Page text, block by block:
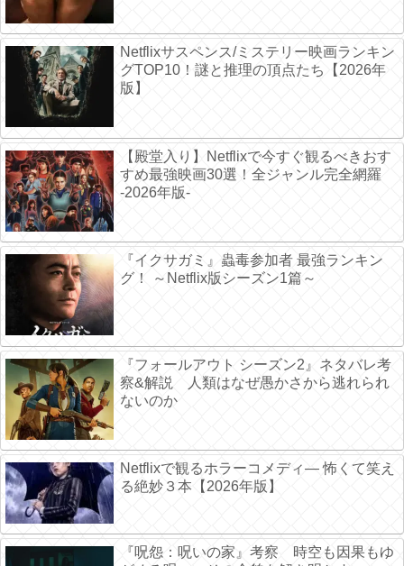
Netflixサスペンス/ミステリー映画ランキン
グTOP10！謎と推理の頂点たち【2026年
版】
【殿堂入り】Netflixで今すぐ観るべきおす
すめ最強映画30選！全ジャンル完全網羅
-2026年版-
『イクサガミ』蟲毒参加者 最強ランキン
グ！ ～Netflix版シーズン1篇～
『フォールアウト シーズン2』ネタバレ考
察&解説 人類はなぜ愚かさから逃れられ
ないのか
Netflixで観るホラーコメディ― 怖くて笑え
る絶妙３本【2026年版】
『呪怨：呪いの家』考察 時空も因果もゆ